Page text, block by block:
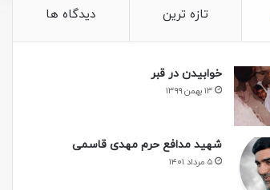
تازه ترین دیدگاه ها
خوابیدن در قبر
۱۳ بهمن ۱۳۹۹
شهید مدافع حرم مهدی قاسمی
۵ مرداد ۱۴۰۱